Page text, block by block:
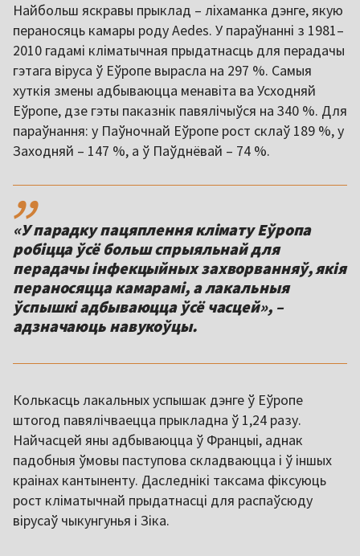
Найбольш яскравы прыклад – ліхаманка дэнге, якую
пераносяць камары роду Aedes. У параўнанні з 1981–
2010 гадамі кліматычная прыдатнасць для перадачы
гэтага віруса ў Еўропе вырасла на 297 %. Самыя
хуткія змены адбываюцца менавіта ва Усходняй
Еўропе, дзе гэты паказнік павялічыўся на 340 %. Для
параўнання: у Паўночнай Еўропе рост склаў 189 %, у
Заходняй – 147 %, а ў Паўднёвай – 74 %.
,,
«У парадку пацяплення клімату Еўропа
робіцца ўсё больш спрыяльнай для
перадачы інфекцыйных захворванняў, якія
пераносяцца камарамі, а лакальныя
ўспышкі адбываюцца ўсё часцей», –
адзначаюць навукоўцы.
Колькасць лакальных успышак дэнге ў Еўропе
штогод павялічваецца прыкладна ў 1,24 разу.
Найчасцей яны адбываюцца ў Францыі, аднак
падобныя ўмовы паступова складваюцца і ў іншых
краінах кантыненту. Даследнікі таксама фіксуюць
рост кліматычнай прыдатнасці для распаўсюду
вірусаў чыкунгунья і Зіка.